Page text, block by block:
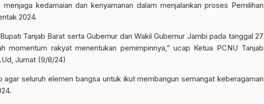
kedamaian dan kenyamanan dalam menjalankan proses Pemilihan
2024.
Tanjab Barat serta Gubernur dan Wakil Gubernur Jambi pada tanggal 27
momentum rakyat menentukan pemimpinnya,” ucap Ketua PCNU Tanjab
Jumat (9/8/24)
agar seluruh elemen bangsa untuk ikut membangun semangat keberagaman